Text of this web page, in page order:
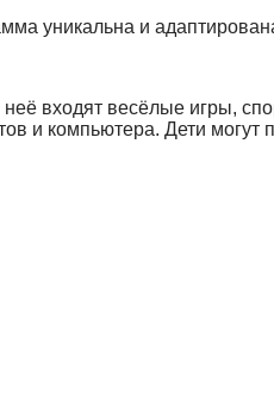
уникальна и
неё входят весёлые игры,
и компьютера. Дети могут